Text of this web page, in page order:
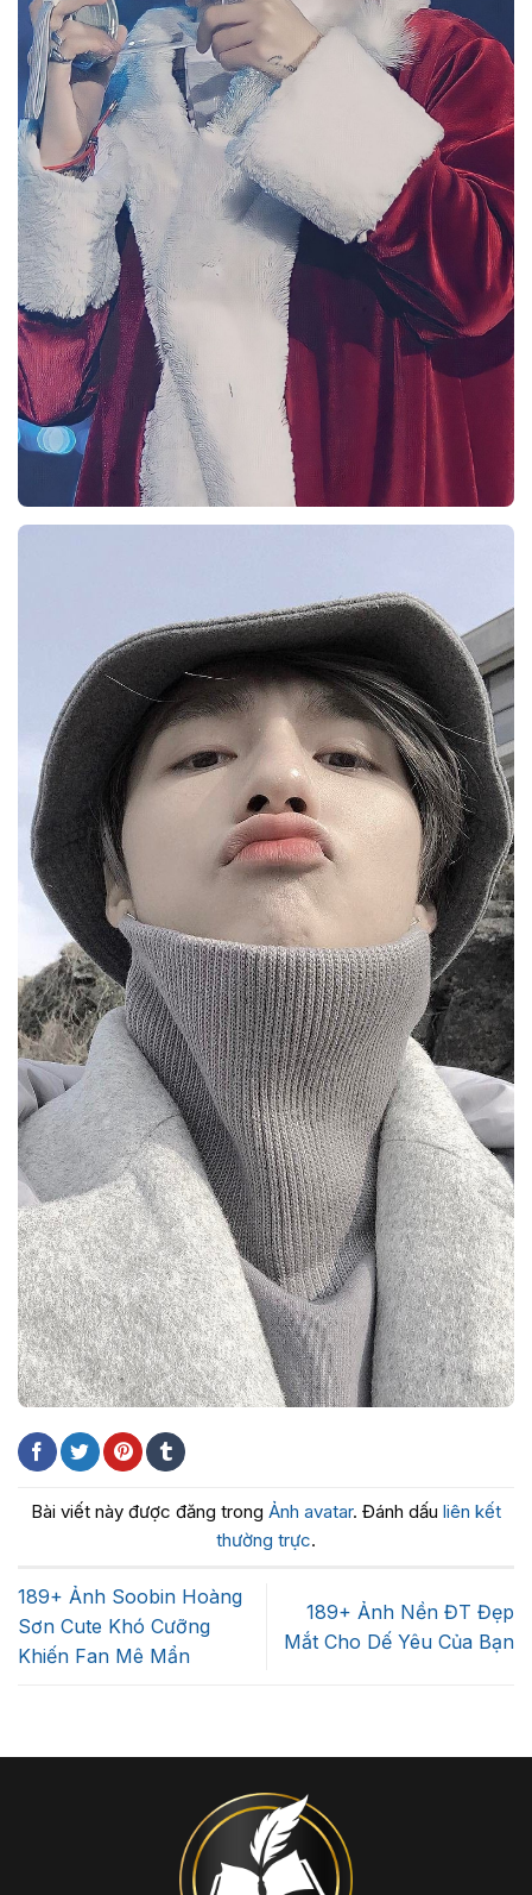
Bài viết này được đăng trong Ảnh avatar. Đánh dấu liên kết
thường trực.
189+ Ảnh Soobin Hoàng
Sơn Cute Khó Cưỡng
Khiến Fan Mê Mẩn
189+ Ảnh Nền ĐT Đẹp
Mắt Cho Dế Yêu Của Bạn